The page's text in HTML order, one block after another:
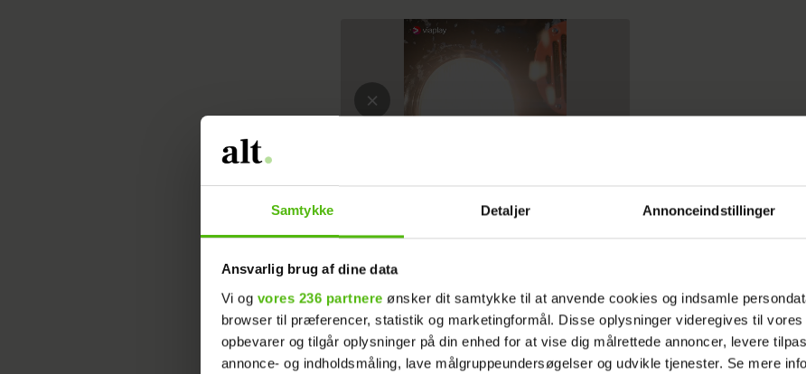
Samtykke Detaljer Annonceindstillinger
Ansvarlig brug af dine data
Vi og vores 236 partnere ønsker dit samtykke til at anvende cookies og indsamle
browser til præferencer, statistik og marketingformål. Disse oplysninger videregives til
opbevarer og tilgår oplysninger på din enhed for at vise dig målrettede annoncer, levere
annonce- og indholdsmåling, lave målgruppeundersøgelser og udvikle tjenester. Se mere